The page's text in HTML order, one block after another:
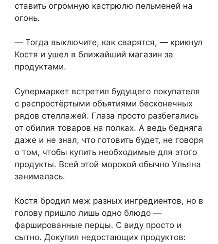
ставить огромную кастрюлю пельменей на
огонь.
— Тогда выключите, как сварятся, — крикнул
Костя и ушел в ближайший магазин за
продуктами.
Супермаркет встретил будущего покупателя
с распростёртыми объятиями бесконечных
рядов стеллажей. Глаза просто разбегались
от обилия товаров на полках. А ведь бедняга
даже и не знал, что готовить будет, не говоря
о том, чтобы купить необходимые для этого
продукты. Всей этой морокой обычно Ульяна
занималась.
Костя бродил меж разных ингредиентов, но в
голову пришло лишь одно блюдо —
фаршированные перцы. С виду просто и
сытно. Докупил недостающих продуктов: